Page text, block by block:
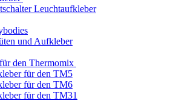
Leuchtaufkleber
und Aufkleber
den Thermomix
für den TM5
für den TM6
für den TM31